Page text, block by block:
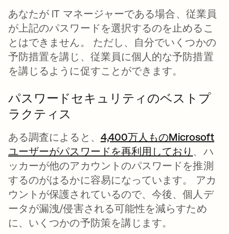
あなたが IT マネージャーである場合、従業員
が上記のパスワードを選択するのを止めるこ
とはできません。 ただし、自分でいくつかの
予防措置を講じ、従業員に個人的な予防措置
を講じるように促すことができます。
パスワードセキュリティのベストプ
ラクティス
ある調査によると、 4,400万人ものMicrosoft
ユーザーがパスワードを再利用しており 新しい
、ハ
ッカーが他のアカウントのパスワードを推測
するのがはるかに容易になっています。 アカ
ウントが保護されているので、今後、個人デ
ータが漏洩/侵害される可能性を減らすため
に、いくつかの予防策を講じます。